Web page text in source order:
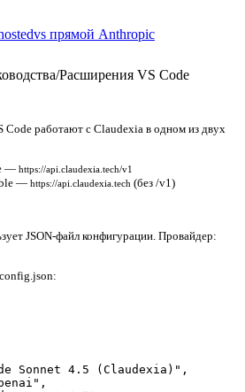
vs прямой Anthropic
/Расширения VS Code
работают с Claudexia в одном из двух
— https://api.claudexia.tech/v1
— https://api.claudexia.tech (без /v1)
JSON-файл конфигурации. Провайдер:
Sonnet 4.5 (Claudexia)",